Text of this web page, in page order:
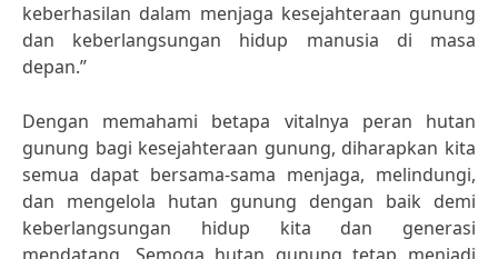
keberhasilan dalam menjaga kesejahteraan gunung
dan keberlangsungan hidup manusia di masa
depan.”
Dengan memahami betapa vitalnya peran hutan
gunung bagi kesejahteraan gunung, diharapkan kita
semua dapat bersama-sama menjaga, melindungi,
dan mengelola hutan gunung dengan baik demi
keberlangsungan hidup kita dan generasi